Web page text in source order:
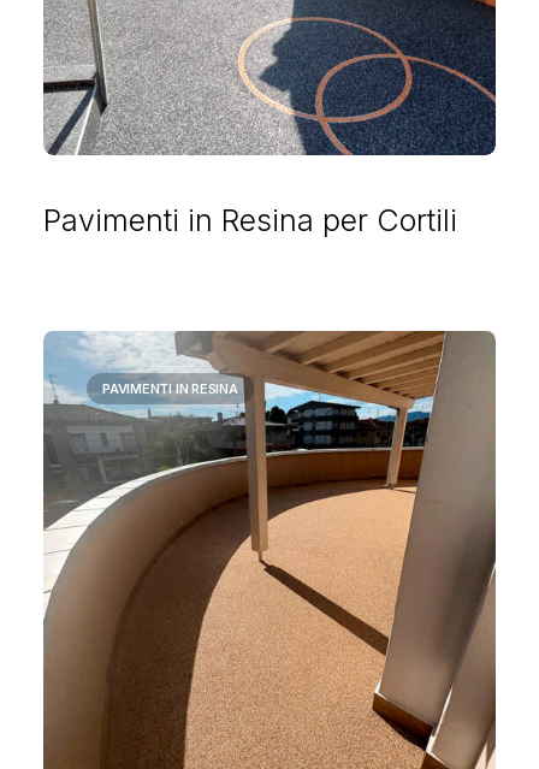
Pavimenti in Resina per Cortili
PAVIMENTI IN RESINA